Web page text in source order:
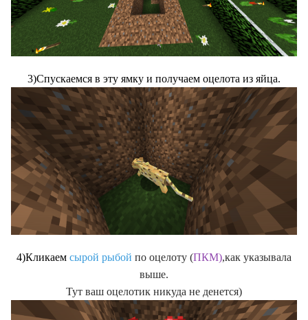
3)Спускаемся в эту ямку и получаем оцелота из яйца.
4)Кликаем сырой рыбой по оцелоту (ПКМ),как указывала
выше.
Тут ваш оцелотик никуда не денется)